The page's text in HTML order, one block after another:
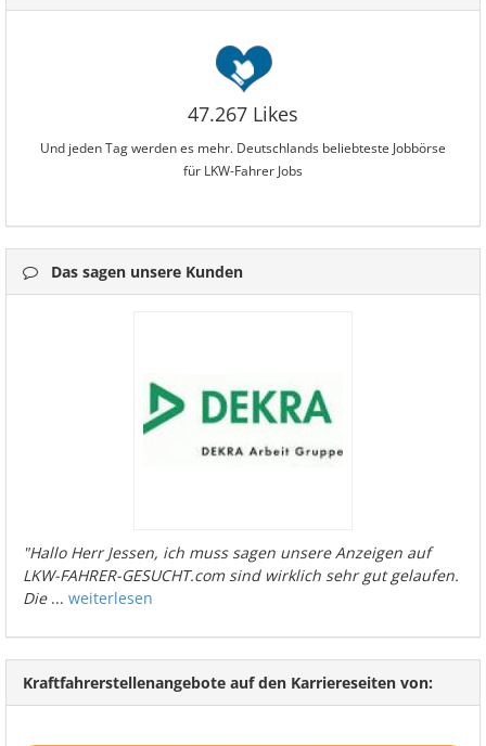
47.267 Likes
Und jeden Tag werden es mehr. Deutschlands beliebteste Jobbörse
für LKW-Fahrer Jobs
Das sagen unsere Kunden
"Hallo Herr Jessen, ich muss sagen unsere Anzeigen auf
LKW-FAHRER-GESUCHT.com sind wirklich sehr gut gelaufen.
Die... weiterlesen
Kraftfahrerstellenangebote auf den Karriereseiten von: